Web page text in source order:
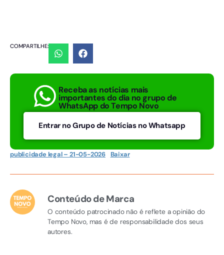
COMPARTILHE:
Receba as notícias mais
importantes do dia no grupo de
WhatsApp do Tempo Novo
Entrar no Grupo de Notícias no Whatsapp
publicidade legal – 21-05-2026 Baixar
Conteúdo de Marca
O conteúdo patrocinado não é reflete a opinião do
Tempo Novo, mas é de responsabilidade dos seus
autores.